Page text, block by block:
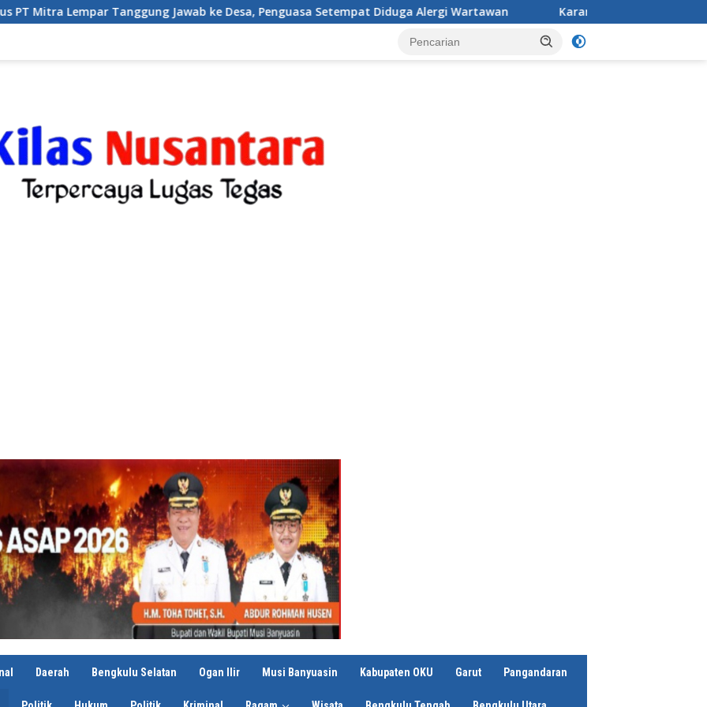
Jawab ke Desa, Penguasa Setempat Diduga Alergi Wartawan Karang Taruna Desa Jonggol menggelar aksi
Daerah Bengkulu Selatan Ogan Ilir Musi Banyuasin Kabupaten OKU Garut Pangandaran